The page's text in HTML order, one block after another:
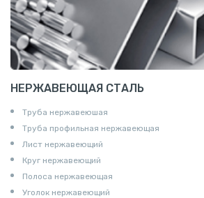
НЕРЖАВЕЮЩАЯ СТАЛЬ
Труба нержавеюшая
Труба профильная нержавеющая
Лист нержавеющий
Круг нержавеющий
Полоса нержавеющая
Уголок нержавеющий